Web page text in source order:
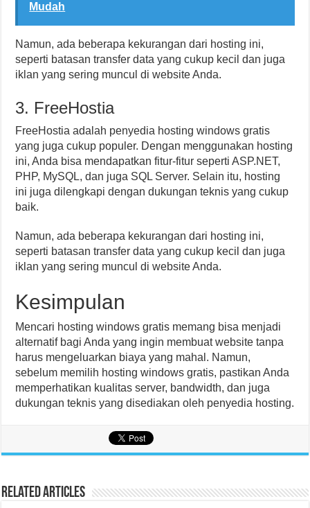
Mudah
Namun, ada beberapa kekurangan dari hosting ini,
seperti batasan transfer data yang cukup kecil dan juga
iklan yang sering muncul di website Anda.
3. FreeHostia
FreeHostia adalah penyedia hosting windows gratis
yang juga cukup populer. Dengan menggunakan hosting
ini, Anda bisa mendapatkan fitur-fitur seperti ASP.NET,
PHP, MySQL, dan juga SQL Server. Selain itu, hosting
ini juga dilengkapi dengan dukungan teknis yang cukup
baik.
Namun, ada beberapa kekurangan dari hosting ini,
seperti batasan transfer data yang cukup kecil dan juga
iklan yang sering muncul di website Anda.
Kesimpulan
Mencari hosting windows gratis memang bisa menjadi
alternatif bagi Anda yang ingin membuat website tanpa
harus mengeluarkan biaya yang mahal. Namun,
sebelum memilih hosting windows gratis, pastikan Anda
memperhatikan kualitas server, bandwidth, dan juga
dukungan teknis yang disediakan oleh penyedia hosting.
Related Articles